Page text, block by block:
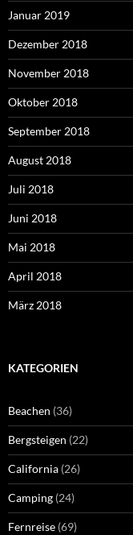
Januar 2019
Dezember 2018
November 2018
Oktober 2018
September 2018
August 2018
Juli 2018
Juni 2018
Mai 2018
April 2018
März 2018
KATEGORIEN
Beachen (36)
Bergsteigen (22)
California (26)
Camping (24)
Fernreise (69)